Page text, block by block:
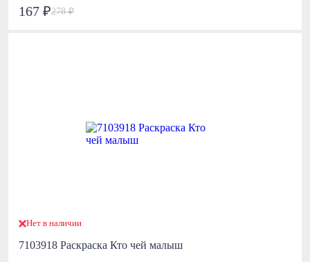
167 ₽278 ₽
Нет в наличии
7103918 Раскраска Кто чей малыш